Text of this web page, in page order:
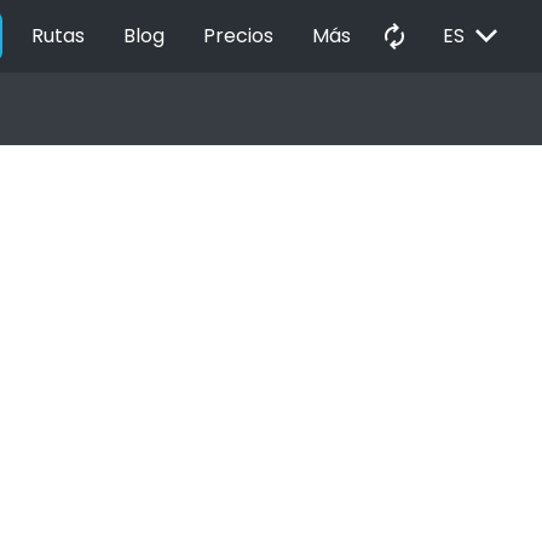
Rutas Blog Precios Más autorenew ES EXPAND_MORE